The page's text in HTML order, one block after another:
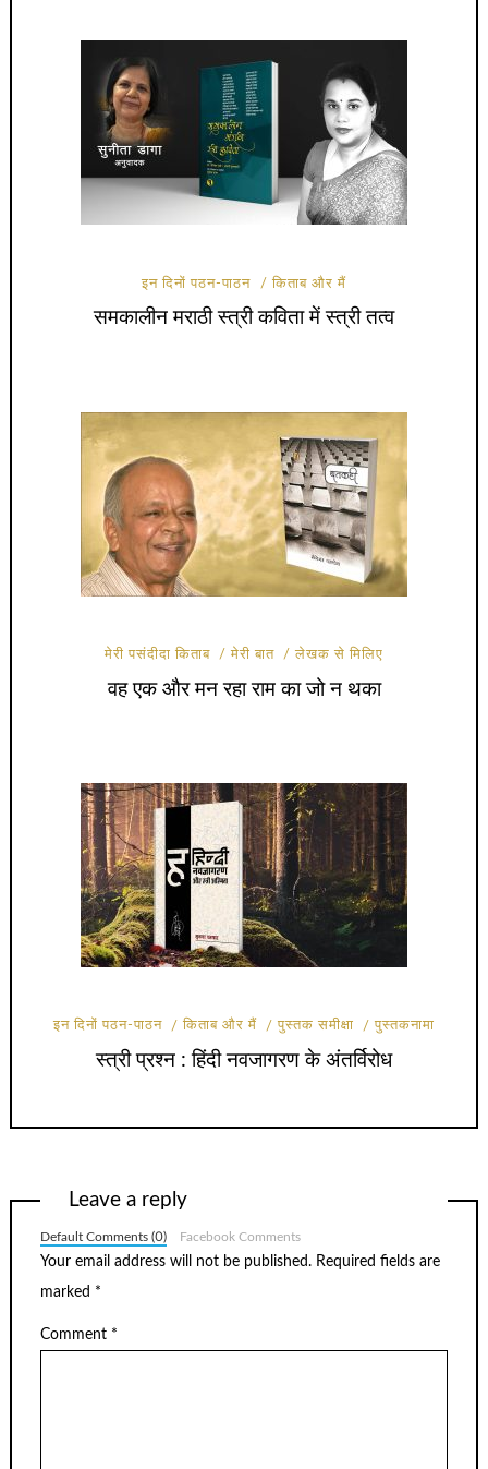
इन दिनों पठन-पाठन किताब और मैं
समकालीन मराठी स्त्री कविता में स्त्री तत्व
मेरी पसंदीदा किताब मेरी बात लेखक से मिलिए
वह एक और मन रहा राम का जो न थका
इन दिनों पठन-पाठन किताब और मैं पुस्तक समीक्षा पुस्तकनामा
स्त्री प्रश्न : हिंदी नवजागरण के अंतर्विरोध
Leave a reply
Default Comments (0) Facebook Comments
Your email address will not be published. Required fields are
marked *
Comment *